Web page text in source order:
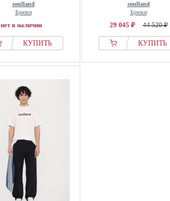
soulland
Брюки
нет в наличии
КУПИТЬ
soulland
Брюки
29 045 ₽ 44 520 ₽
КУПИТЬ